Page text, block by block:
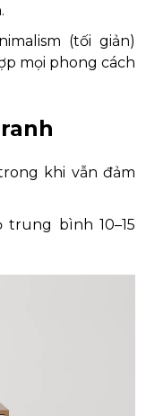
(tối giản)
mọi phong cách
khi vẫn đảm
trung bình 10–15